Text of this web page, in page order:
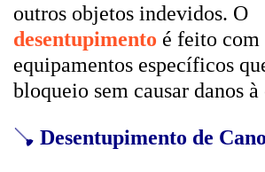
outros objetos indevidos. O
desentupimento é feito com
equipamentos específicos
bloqueio sem causar danos
🪠 Desentupimento de